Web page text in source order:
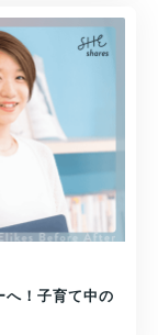
へ！子育て中の